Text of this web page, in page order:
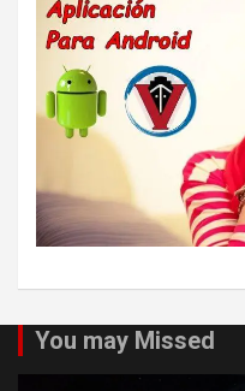
You may Missed